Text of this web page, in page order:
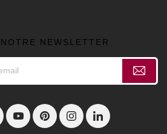
NEWSLETTER